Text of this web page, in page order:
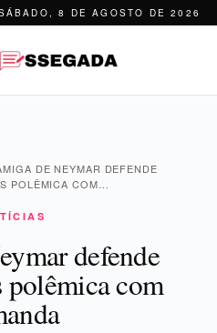
8 DE AGOSTO DE 2026
DE NEYMAR DEFENDE
POLÊMICA COM…
defende
polêmica com